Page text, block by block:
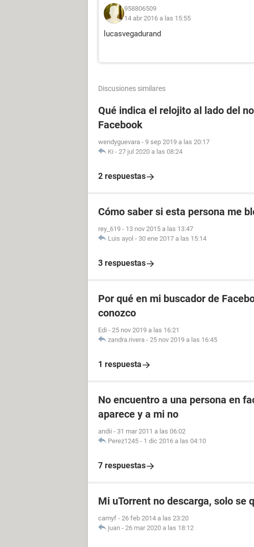
958806509
14 abr 2016 a las 15:55
lucasvegadurand
Discusiones similares
Qué indica el relojito al lado del
Facebook
wendyguevara - 9 sep 2019 a las 20:17
Ki - 27 jul 2020 a las 08:24
2 respuestas
Cómo saber si esta persona me
rey_619 - 13 nov 2015 a las 13:47
Luis ayol - 30 ene 2017 a las 15:14
3 respuestas
Por qué en mi buscador de
conozco
Edi - 25 nov 2019 a las 16:21
zandra.rivera - 25 nov 2019 a las 16:45
1 respuesta
No encuentro a una persona en
aparece y a mi no
andii - 31 mar 2011 a las 06:02
Perez1245 - 1 dic 2016 a las 04:10
7 respuestas
Mi uTorrent no descarga, solo se
camyf - 26 feb 2014 a las 23:20
juan - 26 mar 2020 a las 18:12